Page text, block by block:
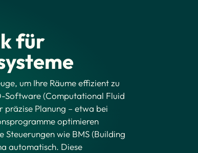
für
um Ihre Räume effizient zu
Software (Computational Fluid
Planung – etwa bei
optimieren
wie BMS (Building
automatisch. Diese